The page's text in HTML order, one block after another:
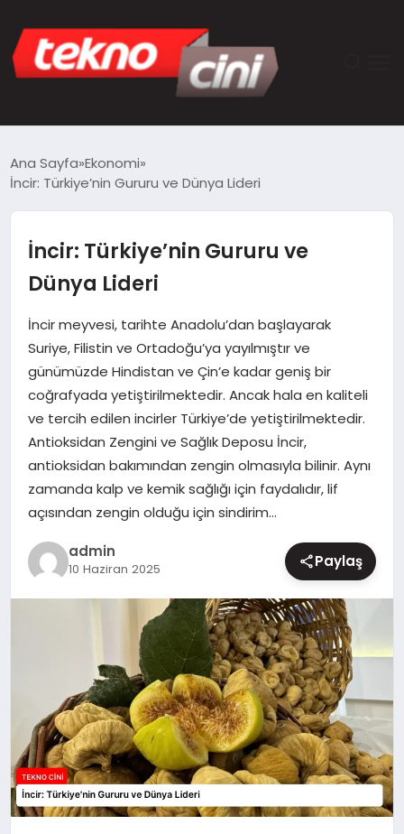
TEKNOLOJI
GÜNCEL
YAŞAM
SAĞLIK
DÜNYA
MAGAZIN
Ana Sayfa Ekonomi
İncir: Türkiye’nin Gururu ve Dünya Lideri
İncir: Türkiye’nin Gururu ve
Dünya Lideri
İncir meyvesi, tarihte Anadolu’dan başlayarak
Suriye, Filistin ve Ortadoğu’ya yayılmıştır ve
günümüzde Hindistan ve Çin’e kadar geniş bir
coğrafyada yetiştirilmektedir. Ancak hala en kaliteli
ve tercih edilen incirler Türkiye’de yetiştirilmektedir.
Antioksidan Zengini ve Sağlık Deposu İncir,
antioksidan bakımından zengin olmasıyla bilinir. Aynı
zamanda kalp ve kemik sağlığı için faydalıdır, lif
açısından zengin olduğu için sindirim…
admin
10 Haziran 2025 Paylaş